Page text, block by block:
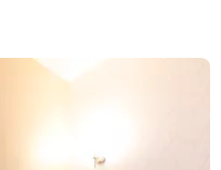
重の味をどうぞお楽しみくださ
、公共交通機関でのお越しにも大